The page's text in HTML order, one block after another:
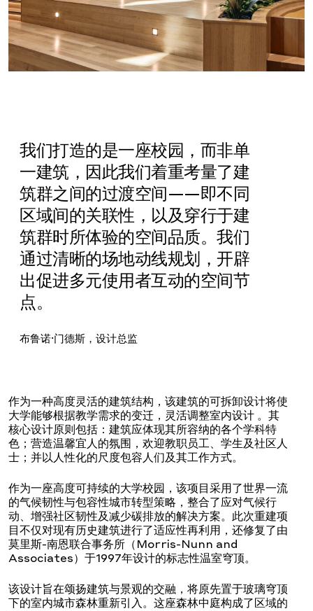
我们打造的是一座校园，而非单
一建筑，因此我们着重考量了建
筑群之间的过渡空间——即不同
区域间的关联性，以及穿行于建
筑群时所体验的空间品质。我们
通过清晰的场地动线规划，开辟
出促进多元使用者互动的空间节
点。
布鲁诺·门德斯，设计总监
作为一种高度灵活的建筑结构，该建筑的可拆卸设计将使
大学能够根据教学需求的变迁，灵活调整室内设计 。其
核心设计原则包括：建筑应体现其所容纳的各个学科特
色；营造温馨宜人的氛围，欢迎教职员工、学生及社区人
士；并以人性化的尺度包容人们及其工作方式。
作为一座高度可持续的大学校园，该项目采用了世界一流
的气候韧性与包容性城市转型策略，整合了应对气候行
动、增强社区韧性及减少碳排放的解决方案。此次重建项
目不仅对现有历史建筑进行了适应性再利用，还修复了由
莫里斯-南恩联合事务所（Morris-Nunn and
Associates）于1997年设计的标志性温室穹顶。
该设计旨在颂扬建筑与景观的交融，将原先置于玻璃穹顶
下的室内城市森林重新引入。这座森林中庭构成了区域的